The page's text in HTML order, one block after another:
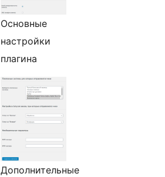
Основные
настройки
плагина
Дополнительные